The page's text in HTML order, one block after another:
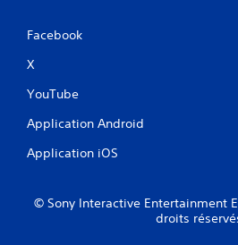
Facebook
X
YouTube
Application Android
Application iOS
© Sony Interactive Entertainment
droits